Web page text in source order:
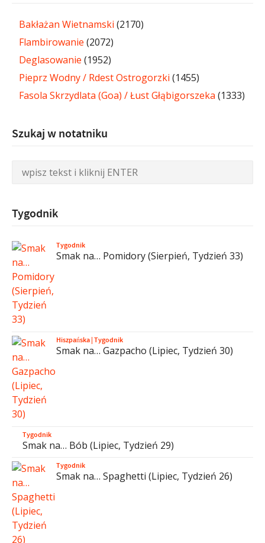
Bakłażan Wietnamski (2170)
Flambirowanie (2072)
Deglasowanie (1952)
Pieprz Wodny / Rdest Ostrogorzki (1455)
Fasola Skrzydlata (Goa) / Łust Głąbigorszeka (1333)
Szukaj w notatniku
Tygodnik
Tygodnik
Smak na… Pomidory (Sierpień, Tydzień 33)
Hiszpańska|Tygodnik
Smak na… Gazpacho (Lipiec, Tydzień 30)
Tygodnik
Smak na… Bób (Lipiec, Tydzień 29)
Tygodnik
Smak na… Spaghetti (Lipiec, Tydzień 26)